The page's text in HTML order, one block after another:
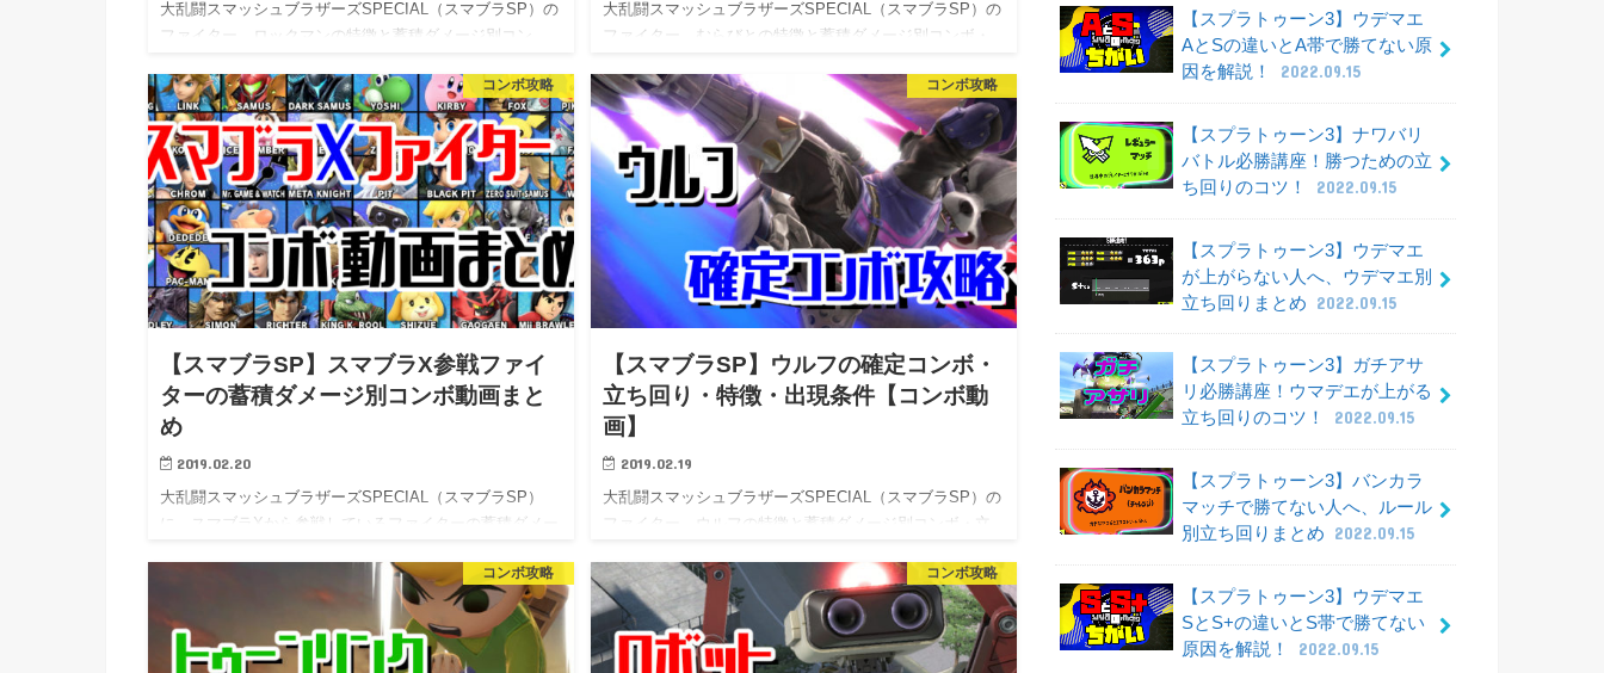
大乱闘スマッシュブラザーズSPECIAL（スマブラSP）の
ファイター、ロックマンの特徴と蓄積ダメージ別コン
大乱闘スマッシュブラザーズSPECIAL（スマブラSP）の
ファイター、むらびとの特徴と蓄積ダメージ別コンボ・
コンボ攻略
【スマブラSP】スマブラX参戦ファイ
ターの蓄積ダメージ別コンボ動画まと
め
2019.02.20
大乱闘スマッシュブラザーズSPECIAL（スマブラSP）
に、スマブラXから参戦しているファイターの蓄積ダメー
コンボ攻略
【スマブラSP】ウルフの確定コンボ・
立ち回り・特徴・出現条件【コンボ動
画】
2019.02.19
大乱闘スマッシュブラザーズSPECIAL（スマブラSP）の
ファイター、ウルフの特徴と蓄積ダメージ別コンボ・立
コンボ攻略 コンボ攻略
【スプラトゥーン3】ウデマエ
AとSの違いとA帯で勝てない原
因を解説！
2022.09.15
【スプラトゥーン3】ナワバリ
バトル必勝講座！勝つための立
ち回りのコツ！
2022.09.15
【スプラトゥーン3】ウデマエ
が上がらない人へ、ウデマエ別
立ち回りまとめ
2022.09.15
【スプラトゥーン3】ガチアサ
リ必勝講座！ウマデエが上がる
立ち回りのコツ！
2022.09.15
【スプラトゥーン3】バンカラ
マッチで勝てない人へ、ルール
別立ち回りまとめ
2022.09.15
【スプラトゥーン3】ウデマエ
SとS+の違いとS帯で勝てない
原因を解説！
2022.09.15